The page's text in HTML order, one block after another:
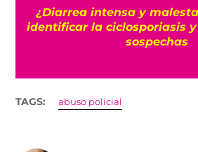
Detienen a Ángel Aguirre,
Guerrero, por el caso
TAGS: abuso policial